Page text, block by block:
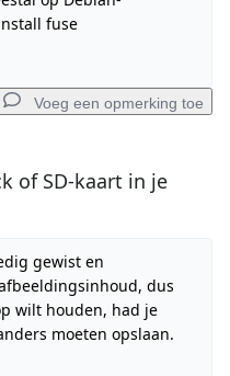
fuse
Voeg een opmerking toe
toe
Plaats opmerking
of SD-kaart in je
gewist en
dus
wilt houden, had je
moeten opslaan.